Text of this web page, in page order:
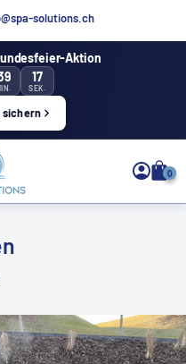
solutions.ch
Aktion
16
SEK.
sichern
0